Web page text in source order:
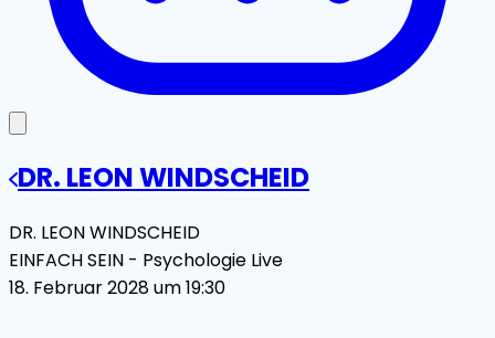
DR. LEON WINDSCHEID
DR. LEON WINDSCHEID
EINFACH SEIN - Psychologie Live
18. Februar 2028 um 19:30